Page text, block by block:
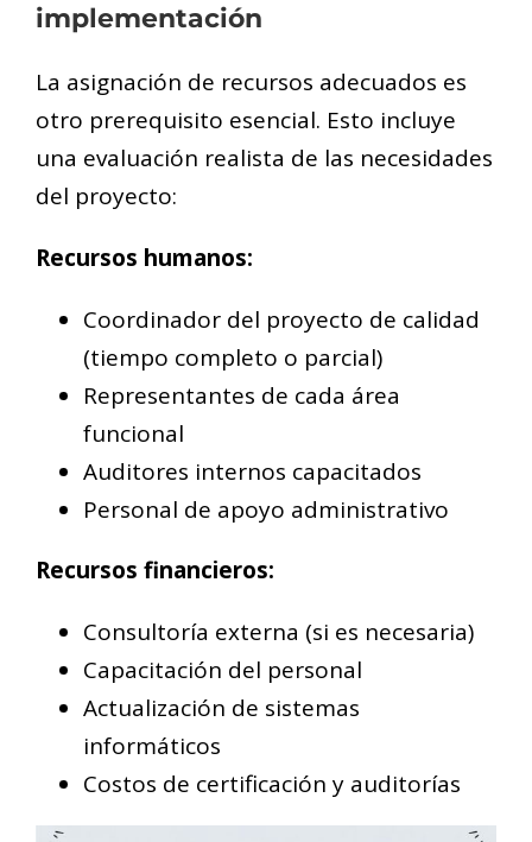
implementación
La asignación de recursos adecuados es
otro prerequisito esencial. Esto incluye
una evaluación realista de las necesidades
del proyecto:
Recursos humanos:
Coordinador del proyecto de calidad
(tiempo completo o parcial)
Representantes de cada área
funcional
Auditores internos capacitados
Personal de apoyo administrativo
Recursos financieros:
Consultoría externa (si es necesaria)
Capacitación del personal
Actualización de sistemas
informáticos
Costos de certificación y auditorías